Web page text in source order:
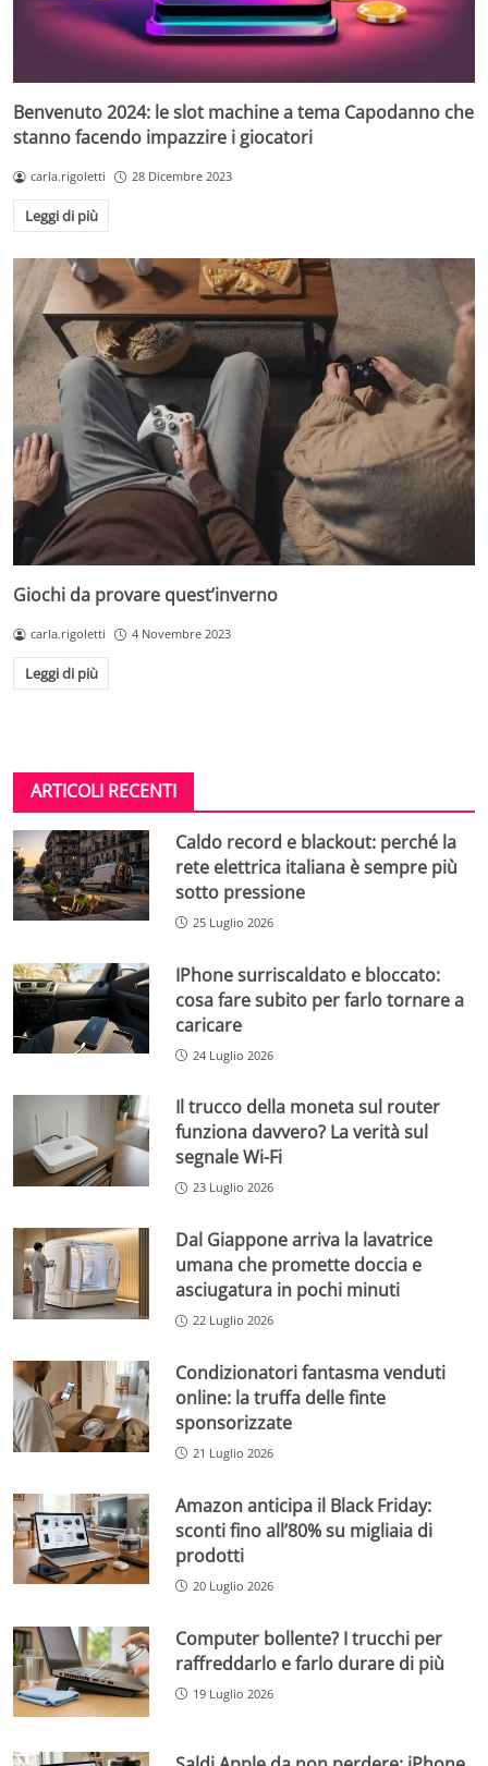
Benvenuto 2024: le slot machine a tema Capodanno che
stanno facendo impazzire i giocatori
carla.rigoletti 28 Dicembre 2023
Leggi di più
Giochi da provare quest’inverno
carla.rigoletti 4 Novembre 2023
Leggi di più
ARTICOLI RECENTI
Caldo record e blackout: perché la
rete elettrica italiana è sempre più
sotto pressione
25 Luglio 2026
IPhone surriscaldato e bloccato:
cosa fare subito per farlo tornare a
caricare
24 Luglio 2026
Il trucco della moneta sul router
funziona davvero? La verità sul
segnale Wi-Fi
23 Luglio 2026
Dal Giappone arriva la lavatrice
umana che promette doccia e
asciugatura in pochi minuti
22 Luglio 2026
Condizionatori fantasma venduti
online: la truffa delle finte
sponsorizzate
21 Luglio 2026
Amazon anticipa il Black Friday:
sconti fino all’80% su migliaia di
prodotti
20 Luglio 2026
Computer bollente? I trucchi per
raffreddarlo e farlo durare di più
19 Luglio 2026